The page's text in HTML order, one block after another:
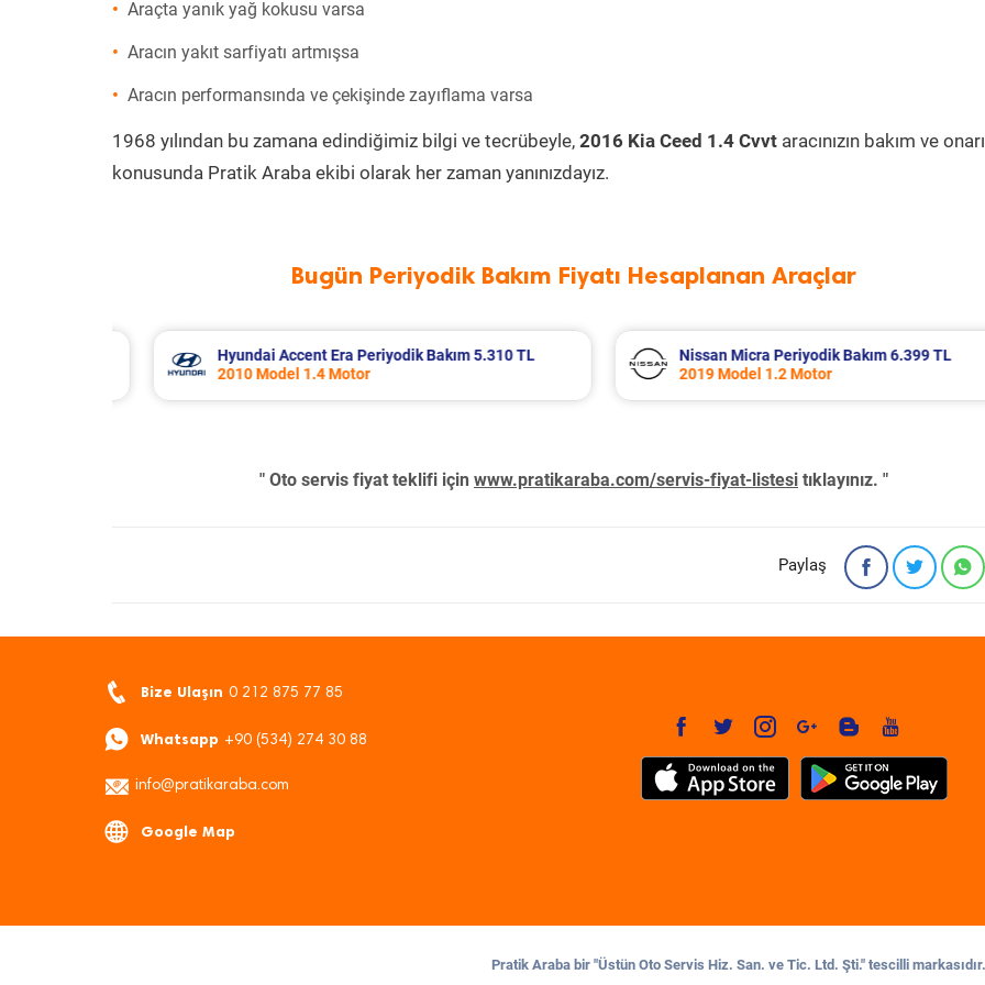
Araçta yanık yağ kokusu varsa
Aracın yakıt sarfiyatı artmışsa
Aracın performansında ve çekişinde zayıflama varsa
1968 yılından bu zamana edindiğimiz bilgi ve tecrübeyle, 2016 Kia Ceed 1.4 Cvvt aracınızın bakım ve
konusunda Pratik Araba ekibi olarak her zaman yanınızdayız.
Bugün Periyodik Bakım Fiyatı Hesaplanan Araçlar
Nissan Micra Periyodik Bakım 6.399 TL
2019 Model 1.2 Motor
Renault Clio Periyodik Bakım 7.218 TL
2006 Model 1.5 Dci Motor
" Oto servis fiyat teklifi için www.pratikaraba.com/servis-fiyat-listesi tıklayınız. "
Paylaş
Bize Ulaşın 0 212 875 77 85
Whatsapp +90 (534) 274 30 88
info@pratikaraba.com
Google Map
Pratik Araba bir "Üstün Oto Servis Hiz. San. ve Tic. Ltd. Şti." tescilli markasıdır.